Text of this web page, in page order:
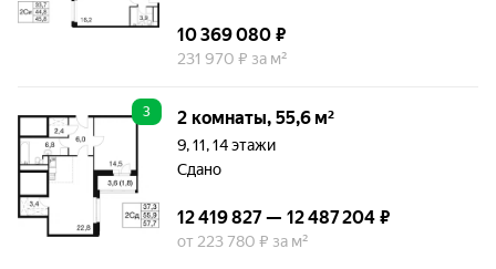
10 369 080 ₽
231 970 ₽ за м²
3 2 комнаты, 55,6 м²
9, 11, 14 этажи
Сдано
12 419 827 — 12 487 204 ₽
от 223 780 ₽ за м²